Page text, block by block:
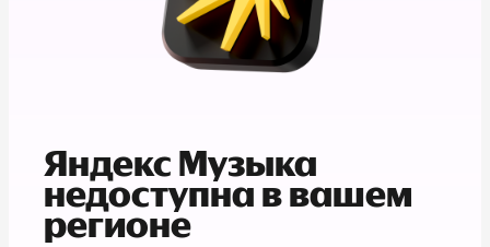
Яндекс Музыка
недоступна в вашем
регионе